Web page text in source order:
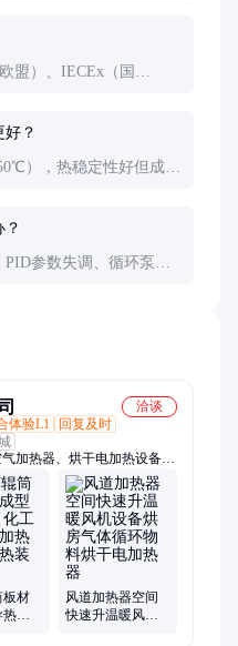
盟）、IECEx（国
？
），热稳定性好但成
参数失调、循环泵异
洽谈
体验L1
回复及时
加热器、烘干电加热设备、
器、电加热元件、导热油炉
板材
油
风道加热器空间
快速升温暖风机